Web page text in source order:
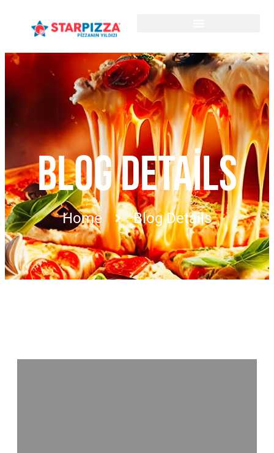
BLOG DETAILS
Home Blog Details